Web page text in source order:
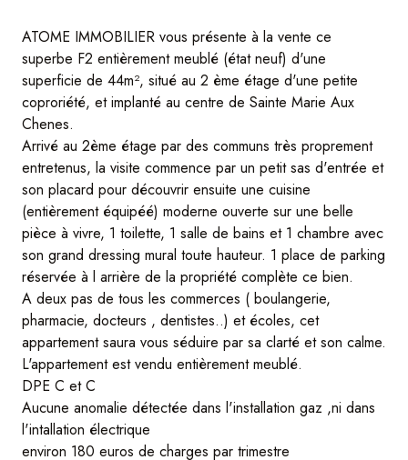
ATOME IMMOBILIER vous présente à la vente ce
superbe F2 entièrement meublé (état neuf) d'une
superficie de 44m², situé au 2 ème étage d'une petite
coproriété, et implanté au centre de Sainte Marie Aux
Chenes.
Arrivé au 2ème étage par des communs très proprement
entretenus, la visite commence par un petit sas d'entrée et
son placard pour découvrir ensuite une cuisine
(entièrement équipéé) moderne ouverte sur une belle
pièce à vivre, 1 toilette, 1 salle de bains et 1 chambre avec
son grand dressing mural toute hauteur. 1 place de parking
réservée à l arrière de la propriété complète ce bien.
A deux pas de tous les commerces ( boulangerie,
pharmacie, docteurs , dentistes..) et écoles, cet
appartement saura vous séduire par sa clarté et son calme.
L'appartement est vendu entièrement meublé.
DPE C et C
Aucune anomalie détectée dans l'installation gaz ,ni dans
l'intallation électrique
environ 180 euros de charges par trimestre